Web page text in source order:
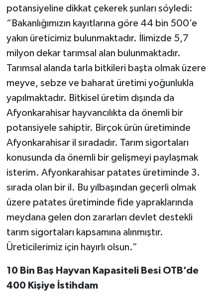
potansiyeline dikkat çekerek şunları söyledi:
“Bakanlığımızın kayıtlarına göre 44 bin 500’e
yakın üreticimiz bulunmaktadır. İlimizde 5,7
milyon dekar tarımsal alan bulunmaktadır.
Tarımsal alanda tarla bitkileri başta olmak üzere
meyve, sebze ve baharat üretimi yoğunlukla
yapılmaktadır. Bitkisel üretim dışında da
Afyonkarahisar hayvancılıkta da önemli bir
potansiyele sahiptir. Birçok ürün üretiminde
Afyonkarahisar il sıradadır. Tarım sigortaları
konusunda da önemli bir gelişmeyi paylaşmak
isterim. Afyonkarahisar patates üretiminde 3.
sırada olan bir il. Bu yılbaşından geçerli olmak
üzere patates üretiminde fide yapraklarında
meydana gelen don zararları devlet destekli
tarım sigortaları kapsamına alınmıştır.
Üreticilerimiz için hayırlı olsun.”
10 Bin Baş Hayvan Kapasiteli Besi OTB’de
400 Kişiye İstihdam